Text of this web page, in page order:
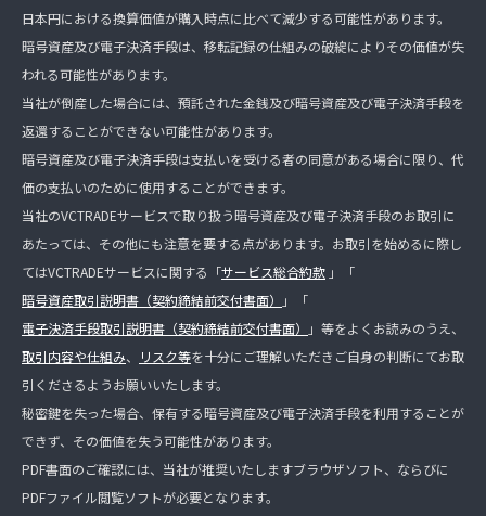
日本円における換算価値が購入時点に比べて減少する可能性があります。
暗号資産及び電子決済手段は、移転記録の仕組みの破綻によりその価値が失
われる可能性があります。
当社が倒産した場合には、預託された金銭及び暗号資産及び電子決済手段を
返還することができない可能性があります。
暗号資産及び電子決済手段は支払いを受ける者の同意がある場合に限り、代
価の支払いのために使用することができます。
当社のVCTRADEサービスで取り扱う暗号資産及び電子決済手段のお取引に
あたっては、その他にも注意を要する点があります。お取引を始めるに際し
てはVCTRADEサービスに関する「サービス総合約款 」「
暗号資産取引説明書（契約締結前交付書面）
」「
電子決済手段取引説明書（契約締結前交付書面）
」等をよくお読みのうえ、
取引内容や仕組み、 リスク等を十分にご理解いただきご自身の判断にてお取
引くださるようお願いいたします。
秘密鍵を失った場合、保有する暗号資産及び電子決済手段を利用することが
できず、その価値を失う可能性があります。
PDF書面のご確認には、当社が推奨いたしますブラウザソフト、ならびに
PDFファイル閲覧ソフトが必要となります。